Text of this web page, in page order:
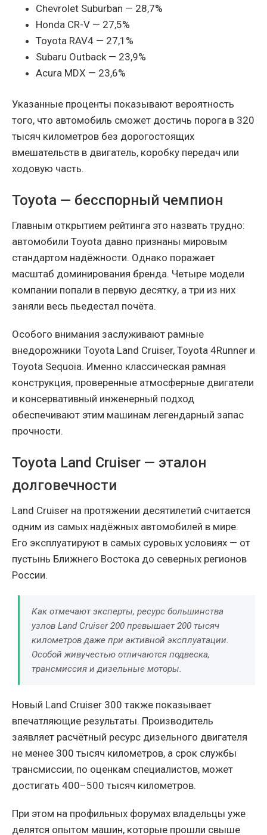
Chevrolet Suburban — 28,7%
Honda CR-V — 27,5%
Toyota RAV4 — 27,1%
Subaru Outback — 23,9%
Acura MDX — 23,6%
Указанные проценты показывают вероятность
того, что автомобиль сможет достичь порога в 320
тысяч километров без дорогостоящих
вмешательств в двигатель, коробку передач или
ходовую часть.
Toyota — бесспорный чемпион
Главным открытием рейтинга это назвать трудно:
автомобили Toyota давно признаны мировым
стандартом надёжности. Однако поражает
масштаб доминирования бренда. Четыре модели
компании попали в первую десятку, а три из них
заняли весь пьедестал почёта.
Особого внимания заслуживают рамные
внедорожники Toyota Land Cruiser, Toyota 4Runner и
Toyota Sequoia. Именно классическая рамная
конструкция, проверенные атмосферные двигатели
и консервативный инженерный подход
обеспечивают этим машинам легендарный запас
прочности.
Toyota Land Cruiser — эталон
долговечности
Land Cruiser на протяжении десятилетий считается
одним из самых надёжных автомобилей в мире.
Его эксплуатируют в самых суровых условиях — от
пустынь Ближнего Востока до северных регионов
России.
Как отмечают эксперты, ресурс большинства
узлов Land Cruiser 200 превышает 200 тысяч
километров даже при активной эксплуатации.
Особой живучестью отличаются подвеска,
трансмиссия и дизельные моторы.
Новый Land Cruiser 300 также показывает
впечатляющие результаты. Производитель
заявляет расчётный ресурс дизельного двигателя
не менее 300 тысяч километров, а срок службы
трансмиссии, по оценкам специалистов, может
достигать 400–500 тысяч километров.
При этом на профильных форумах владельцы уже
делятся опытом машин, которые прошли свыше